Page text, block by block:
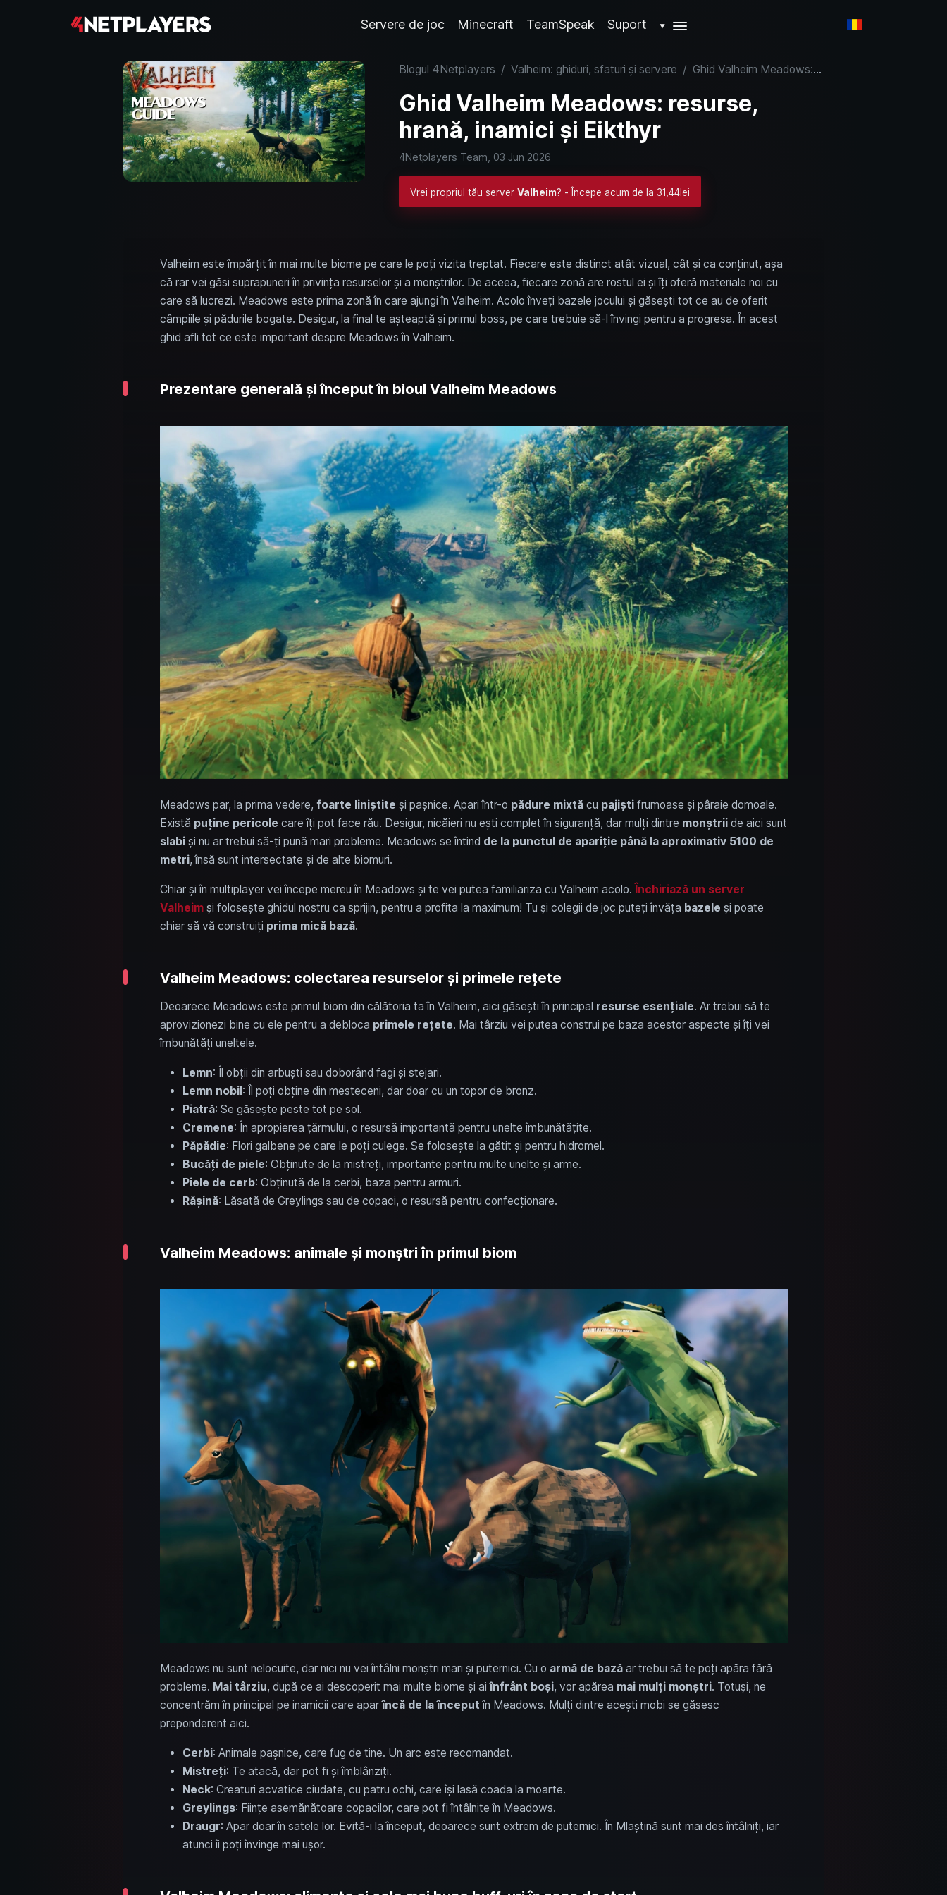
Servere de joc Minecraft TeamSpeak Suport ▼
Blogul 4Netplayers / Valheim: ghiduri, sfaturi și servere / Ghid Valheim Meadows: resurse, hrană, inamici și Eikthyr
Ghid Valheim Meadows: resurse,
hrană, inamici și Eikthyr
4Netplayers Team, 03 Jun 2026
Vrei propriul tău server Valheim? - Începe acum de la 31,44lei
Valheim este împărțit în mai multe biome pe care le poți vizita treptat. Fiecare este distinct atât vizual, cât și ca conținut, așa
că rar vei găsi suprapuneri în privința resurselor și a monștrilor. De aceea, fiecare zonă are rostul ei și îți oferă materiale noi cu
care să lucrezi. Meadows este prima zonă în care ajungi în Valheim. Acolo înveți bazele jocului și găsești tot ce au de oferit
câmpiile și pădurile bogate. Desigur, la final te așteaptă și primul boss, pe care trebuie să-l învingi pentru a progresa. În acest
ghid afli tot ce este important despre Meadows în Valheim.
Prezentare generală și început în bioul Valheim Meadows
Meadows par, la prima vedere, foarte liniștite și pașnice. Apari într-o pădure mixtăcu pajiștifrumoase și pâraie domoale.
Există puține pericole care îți pot face rău. Desigur, nicăieri nu ești complet în siguranță, dar mulți dintre monștriide aici sunt
slabiși nu ar trebui să-ți pună mari probleme. Meadows se întind de la punctul de apariție până la aproximativ 5100 de
metri, însă sunt intersectate și de alte biomuri.
Chiar și în multiplayer vei începe mereu în Meadows și te vei putea familiariza cu Valheim acolo. Închiriază un server
Valheimși folosește ghidul nostru ca sprijin, pentru a profita la maximum! Tu și colegii de joc puteți învăța bazele și poate
chiar să vă construiți prima mică bază.
Valheim Meadows: colectarea resurselor și primele rețete
Deoarece Meadows este primul biom din călătoria ta în Valheim, aici găsești în principal resurse esențiale. Ar trebui să te
aprovizionezi bine cu ele pentru a debloca primele rețete. Mai târziu vei putea construi pe baza acestor aspecte și îți vei
îmbunătăți uneltele.
Lemn: Îl obții din arbuști sau doborând fagi și stejari.
Lemn nobil: Îl poți obține din mesteceni, dar doar cu un topor de bronz.
Piatră: Se găsește peste tot pe sol.
Cremene: În apropierea țărmului, o resursă importantă pentru unelte îmbunătățite.
Păpădie: Flori galbene pe care le poți culege. Se folosește la gătit și pentru hidromel.
Bucăți de piele: Obținute de la mistreți, importante pentru multe unelte și arme.
Piele de cerb: Obținută de la cerbi, baza pentru armuri.
Rășină: Lăsată de Greylings sau de copaci, o resursă pentru confecționare.
Valheim Meadows: animale și monștri în primul biom
Meadows nu sunt nelocuite, dar nici nu vei întâlni monștri mari și puternici. Cu o armă de bazăar trebui să te poți apăra fără
probleme. Mai târziu, după ce ai descoperit mai multe biome și aiînfrânt boși, vor apărea mai mulți monștri. Totuși, ne
concentrăm în principal pe inamicii care aparîncă de la început în Meadows. Mulți dintre acești mobi se găsesc
preponderent aici.
Cerbi: Animale pașnice, care fug de tine. Un arc este recomandat.
Mistreți: Te atacă, dar pot fi și îmblânziți.
Neck: Creaturi acvatice ciudate, cu patru ochi, care își lasă coada la moarte.
Greylings: Ființe asemănătoare copacilor, care pot fi întâlnite în Meadows.
Draugr: Apar doar în satele lor. Evită-i la început, deoarece sunt extrem de puternici. În Mlaștină sunt mai des întâlniți, iar
atunci îi poți învinge mai ușor.